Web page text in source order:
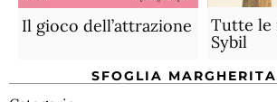
Il gioco dell’attrazione
Tutte le
Sybil
SFOGLIA